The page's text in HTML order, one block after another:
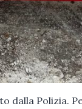
dalla Polizia.